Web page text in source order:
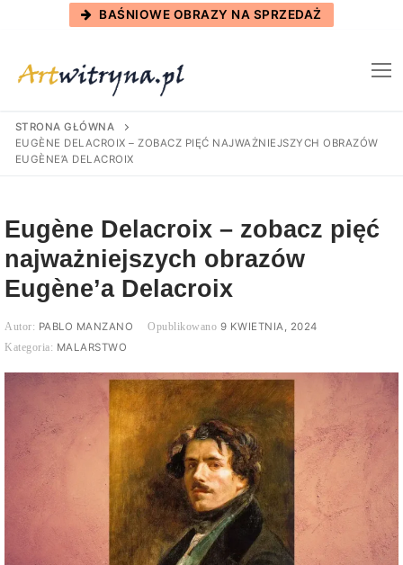
BAŚNIOWE OBRAZY NA SPRZEDAŻ
STRONA GŁÓWNA
EUGÈNE DELACROIX – ZOBACZ PIĘĆ NAJWAŻNIEJSZYCH OBRAZÓW
EUGÈNE’A DELACROIX
Eugène Delacroix – zobacz pięć
najważniejszych obrazów
Eugène’a Delacroix
PABLO MANZANO
9 KWIETNIA, 2024
MALARSTWO